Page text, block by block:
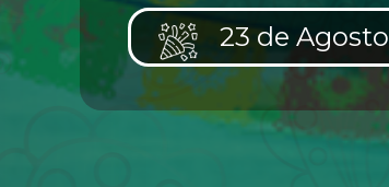
23 de Agosto